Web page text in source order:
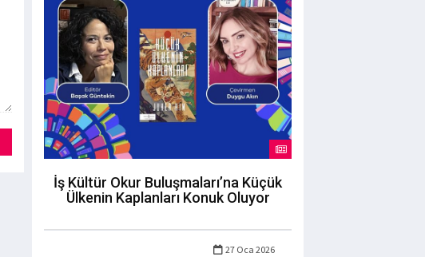
İş Kültür Okur Buluşmaları’na Küçük
Ülkenin Kaplanları Konuk Oluyor
27 Oca 2026